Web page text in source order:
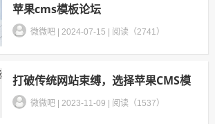
苹果cms模板论坛
微微吧 2024-07-15 阅读（2741）
打破传统网站束缚，选择苹果CMS模
板 微微吧 2023-11-09 阅读（1537）